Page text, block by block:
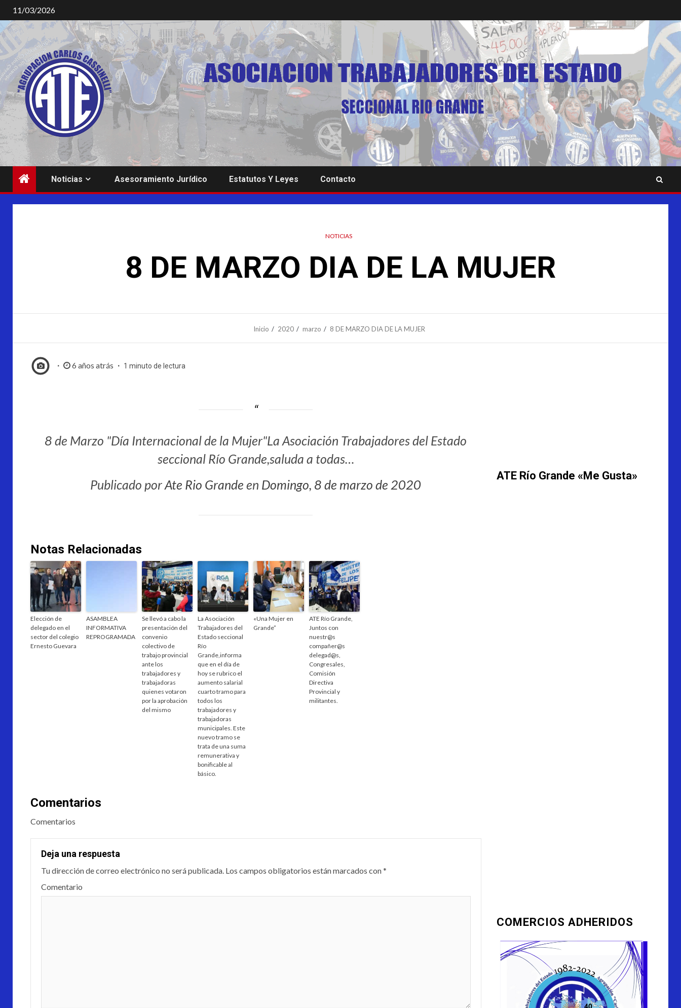
Saltar
al
contenido
11/03/2026
Noticias Asesoramiento Jurídico Estatutos Y Leyes Contacto
NOTICIAS
8 DE MARZO DIA DE LA MUJER
Inicio 2020 marzo 8 DE MARZO DIA DE LA MUJER
6 años atrás 1 minuto de lectura
8 de Marzo "Día Internacional de la Mujer"La Asociación Trabajadores del Estado
seccional Río Grande,saluda a todas…
Publicado porAte Rio Grande en Domingo, 8 de marzo de 2020
Notas Relacionadas
Elección de
delegado en el
sector del colegio
Ernesto Guevara
ASAMBLEA
INFORMATIVA
REPROGRAMADA
Se llevó a cabo la
presentación del
convenio
colectivo de
trabajo provincial
ante los
trabajadores y
trabajadoras
quienes votaron
por la aprobación
del mismo
La Asociación
Trabajadores del
Estado seccional
Río
Grande,informa
que en el día de
hoy se rubrico el
aumento salarial
cuarto tramo para
todos los
trabajadores y
trabajadoras
municipales. Este
nuevo tramo se
trata de una suma
remunerativa y
bonificable al
básico.
«Una Mujer en
Grande”
ATE Río Grande,
Juntos con
nuestr@s
compañer@s
delegad@s,
Congresales,
Comisión
Directiva
Provincial y
militantes.
Comentarios
Comentarios
Deja una respuesta
Tu dirección de correo electrónico no será publicada. Los campos obligatorios están marcados con*
Comentario
ATE Río Grande «Me Gusta»
COMERCIOS ADHERIDOS